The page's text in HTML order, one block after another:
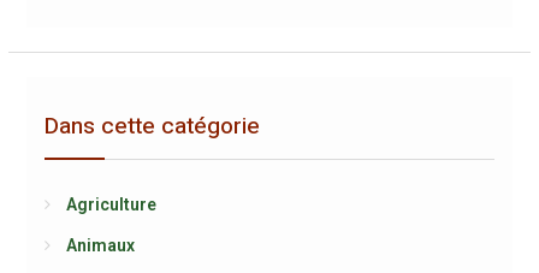
Dans cette catégorie
Agriculture
Animaux